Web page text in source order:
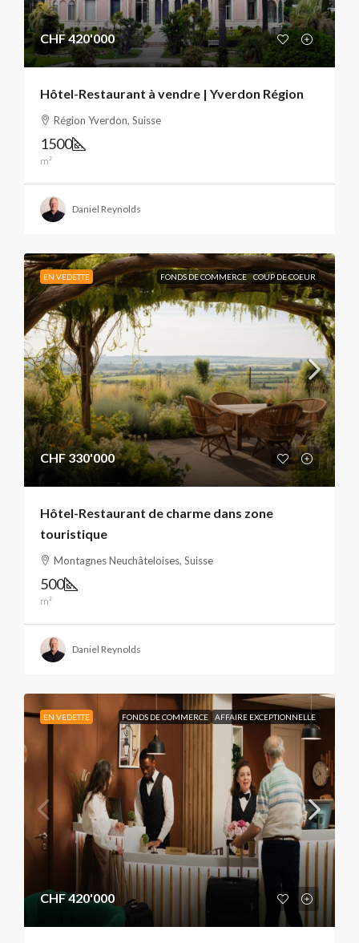
CHF 420'000
Hôtel-Restaurant à vendre | Yverdon Région
Région Yverdon, Suisse
1500
m²
Daniel Reynolds
EN VEDETTE FONDS DE COMMERCE COUP DE COEUR
CHF 330'000
Hôtel-Restaurant de charme dans zone
touristique
Montagnes Neuchâteloises, Suisse
500
m²
Daniel Reynolds
EN VEDETTE FONDS DE COMMERCE AFFAIRE EXCEPTIONNELLE
CHF 420'000